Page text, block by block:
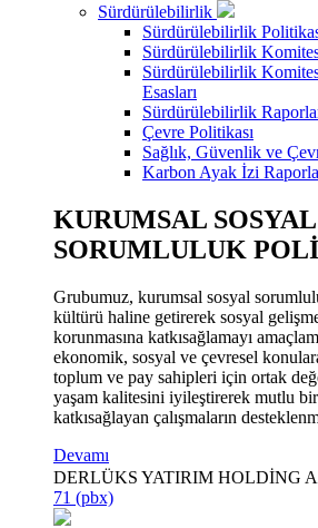
Sürdürülebilirlik
Sürdürülebilirlik
Sürdürülebilirlik
Sürdürülebilirlik
Esasları
Sürdürülebilirlik
Çevre Politikası
Sağlık, Güvenlik ve
Karbon Ayak İzi
KURUMSAL SOSYAL
SORUMLULUK
Grubumuz, kurumsal sosyal
kültürü haline getirerek sosyal
korunmasına katkısağlamayı
ekonomik, sosyal ve çevresel
toplum ve pay sahipleri için ortak
yaşam kalitesini iyileştirerek mutlu
katkısağlayan çalışmaların
Devamı
DERLÜKS YATIRIM HOLDİNG
71 (pbx)